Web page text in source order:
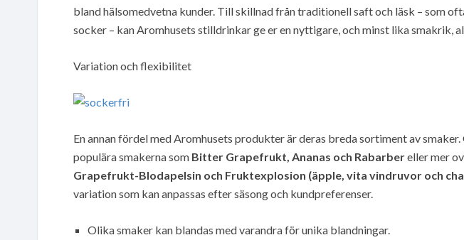
bland hälsomedvetna kunder. Till skillnad från traditionell saft och läsk – som
socker – kan Aromhusets stilldrinkar ge er en nyttigare, och minst lika smakrik,
Variation och flexibilitet
En annan fördel med Aromhusets produkter är deras breda sortiment av
populära smakerna som Bitter Grapefrukt, Ananas och Rabarbereller mer
Grapefrukt-Blodapelsin och Fruktexplosion (äpple, vita vindruvor och
variation som kan anpassas efter säsong och kundpreferenser.
Olika smaker kan blandas med varandra för unika blandningar.